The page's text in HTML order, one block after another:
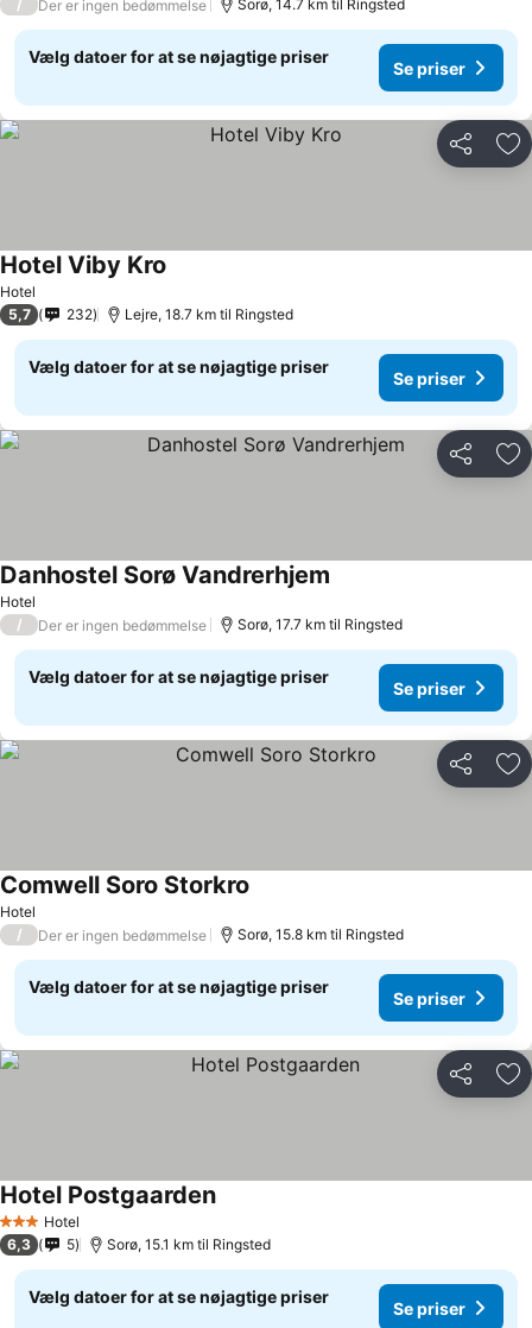
/ Der er ingen bedømmelse Sorø, 14.7 km til Ringsted
Vælg datoer for at se nøjagtige priser
Se priser
Del
Hotel
Hotel Viby Kro
5,7 232 Lejre, 18.7 km til Ringsted
Vælg datoer for at se nøjagtige priser
Se priser
Del
Hotel
Danhostel Sorø Vandrerhjem
/ Der er ingen bedømmelse Sorø, 17.7 km til Ringsted
Vælg datoer for at se nøjagtige priser
Se priser
Del
Hotel
Comwell Soro Storkro
/ Der er ingen bedømmelse Sorø, 15.8 km til Ringsted
Vælg datoer for at se nøjagtige priser
Se priser
Del
3 StjernerHotel
Hotel Postgaarden
6,3 5 Sorø, 15.1 km til Ringsted
Vælg datoer for at se nøjagtige priser
Se priser